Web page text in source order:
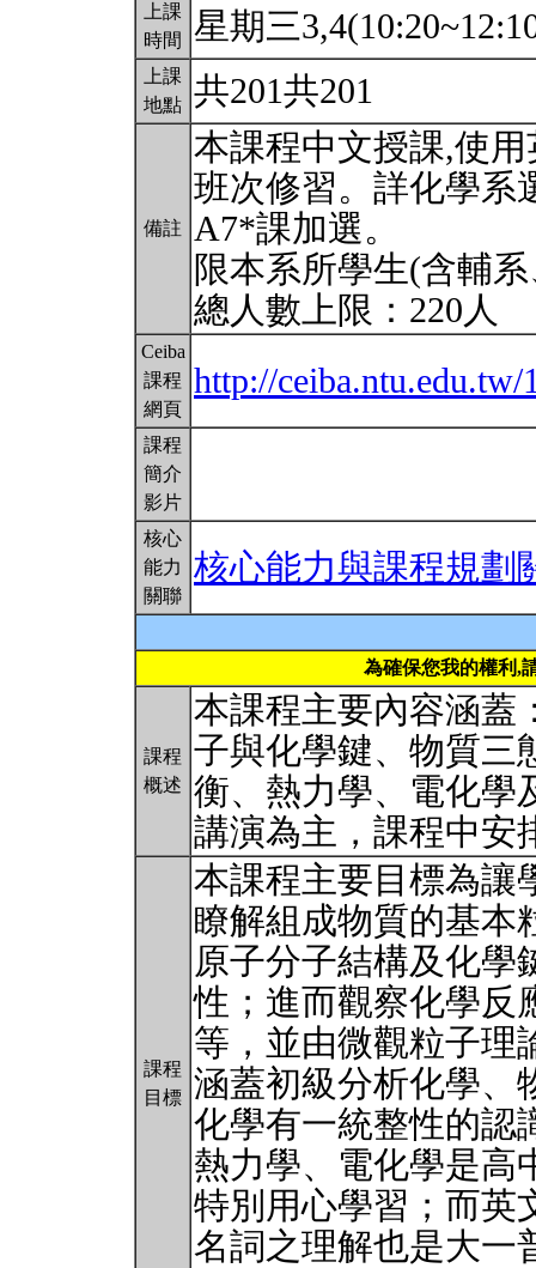
上課
時間
星期三
上課
地點 共201共201
備註
本課程中文授課,使
班次修習。詳化學系
A7*課加選。
限本系所學生(含輔
總人數上限：220人
Ceiba
課程
網頁
http://ceiba.ntu.edu.tw/
課程
簡介
影片
核心
能力
關聯
核心能力與課程規劃
為確保您我的權利,
課程
概述
本課程主要內容涵蓋
子與化學鍵、物質三
衡、熱力學、電化學
講演為主，課程中
課程
目標
本課程主要目標為讓
瞭解組成物質的基本
原子分子結構及化學
性；進而觀察化學反
等，並由微觀粒子理
涵蓋初級分析化學、
化學有一統整性的認
熱力學、電化學是高
特別用心學習；而英
名詞之理解也是大一